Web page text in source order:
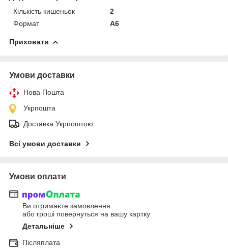
Кількість кишеньок
2
Формат
А6
Приховати
Умови доставки
Нова Пошта
Укрпошта
Доставка Укрпоштою
Всі умови доставки
Умови оплати
Ви отримаєте замовлення
або гроші повернуться на вашу картку
Детальніше
Післяплата